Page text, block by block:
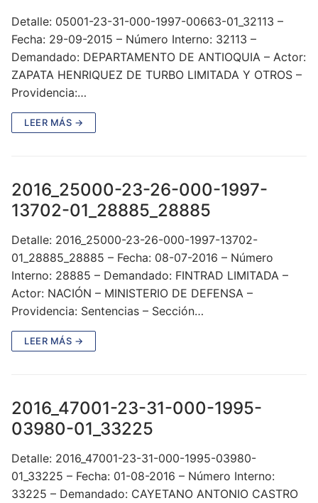
Detalle: 05001-23-31-000-1997-00663-01_32113 –
Fecha: 29-09-2015 – Número Interno: 32113 –
Demandado: DEPARTAMENTO DE ANTIOQUIA – Actor:
ZAPATA HENRIQUEZ DE TURBO LIMITADA Y OTROS –
Providencia:…
LEER MÁS →
2016_25000-23-26-000-1997-
13702-01_28885_28885
Detalle: 2016_25000-23-26-000-1997-13702-
01_28885_28885 – Fecha: 08-07-2016 – Número
Interno: 28885 – Demandado: FINTRAD LIMITADA –
Actor: NACIÓN – MINISTERIO DE DEFENSA –
Providencia: Sentencias – Sección…
LEER MÁS →
2016_47001-23-31-000-1995-
03980-01_33225
Detalle: 2016_47001-23-31-000-1995-03980-
01_33225 – Fecha: 01-08-2016 – Número Interno:
33225 – Demandado: CAYETANO ANTONIO CASTRO